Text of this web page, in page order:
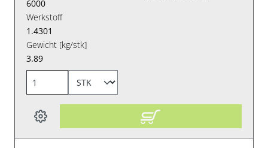
6000
Werkstoff
1.4301
Gewicht [kg/stk]
3.89